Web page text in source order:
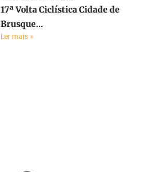
17ª Volta Ciclística Cidade de
Brusque...
Ler mais »